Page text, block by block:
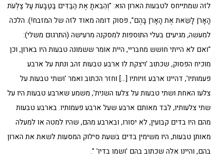
לזה שמתייחס לטבעות הארון הוא: "וְהֵבֵאתָ אֶת הַבַּדִּים בַּטַּבָּעֹת עַל צַלְעֹת
הָאָרֹן לָשֵׂאת אֶת הָאָרֹן בָּהֶם", פסוק דומה מאוד לזה של המזבח!). הלכה
למעשה, מגיעים בעלי התוספות למסקנה מרעישה (התרגום משלי):
"ואם לא הייתי חושש מחבריי, היית אומר ששמונה טבעות היו בארון, וכן
מוכיח הפסוק, שכתוב 'ויצקת לו ארבע טבעות זהב ונתת על ארבע
פעמותיו', דהיינו ארבע זויותיו […] וחזר הכתוב ואמר 'ושתי טבעות על
צלעו האחת ושתי טבעות על צלעו השנית', משמע שארבע טבעות היו על
שתי צלעותיו, לבד מאותם ארבע שעל ארבע פעמותיו. בארבע טבעות
מהם היו בדים קבועין, לא יסורו, ובארבע מהם, שהיו למטה או למעלה
מאותן טבעות, היו משימין בדים בשעת סילוק המסעות לשאת את הארון
בהם, והיינו אלה שכתוב בהם 'ושמו בדיו' ".